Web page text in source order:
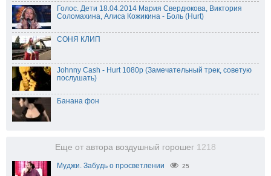
Голос. Дети 18.04.2014 Мария Свердюкова, Виктория
Соломахина, Алиса Кожикина - Боль (Hurt)
СОНЯ КЛИП
Johnny Cash - Hurt 1080p (Замечательный трек, советую
послушать)
Банана фон
Еще от автора воздушный горошег 1218
Муджи. Забудь о просветлении 25